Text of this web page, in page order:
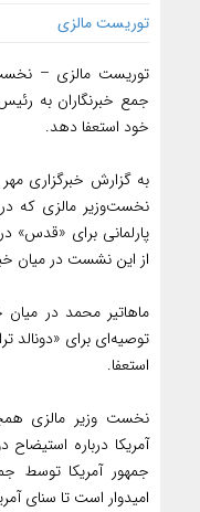
توریست مالزی
توریست مالزی –
جمع خبرنگاران به
خود استعفا دهد.
به گزارش خبرگزاری مهر
نخست‌وزیر مالزی که در
پارلمانی برای «قدس»
از این نشست در میان
ماهاتیر محمد در
توصیه‌ای برای «دونالد
استعفا.
نخست وزیر مالزی
آمریکا درباره
جمهور آمریکا توسط
امیدوار است تا سنای